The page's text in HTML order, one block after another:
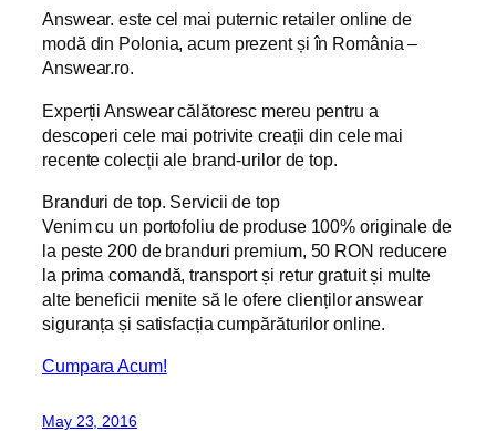
Answear. este cel mai puternic retailer online de
modă din Polonia, acum prezent și în România –
Answear.ro.
Experții Answear călătoresc mereu pentru a
descoperi cele mai potrivite creații din cele mai
recente colecții ale brand-urilor de top.
Branduri de top. Servicii de top
Venim cu un portofoliu de produse 100% originale de
la peste 200 de branduri premium, 50 RON reducere
la prima comandă, transport și retur gratuit și multe
alte beneficii menite să le ofere clienților answear
siguranța și satisfacția cumpărăturilor online.
Cumpara Acum!
May 23, 2016